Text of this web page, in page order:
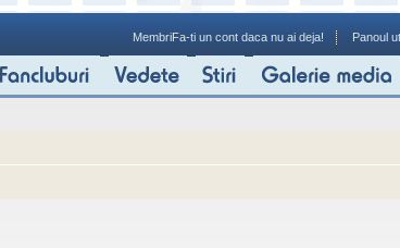
MembriFa-ti un cont daca nu ai deja! Panoul